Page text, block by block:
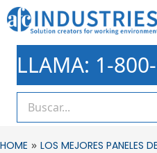
LLAMA: 1-
HOME » LOS MEJORES PANELES